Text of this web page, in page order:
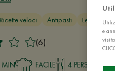
Ricette veloci Antipasti Le migliori
(6)
FACILE 4 PERSONE
e